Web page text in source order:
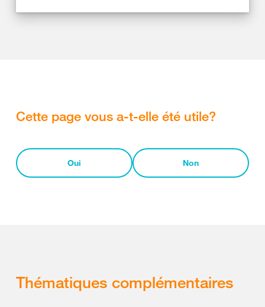
Cette page vous a-t-elle été utile?
Oui Non
Thématiques complémentaires